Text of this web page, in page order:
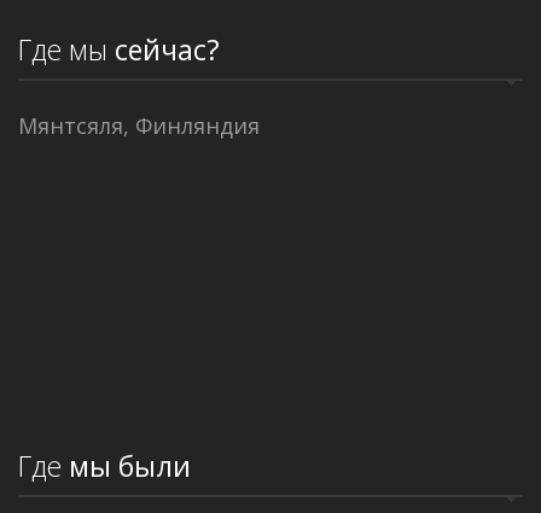
Где мы сейчас?
Мянтсяля, Финляндия
Где мы были